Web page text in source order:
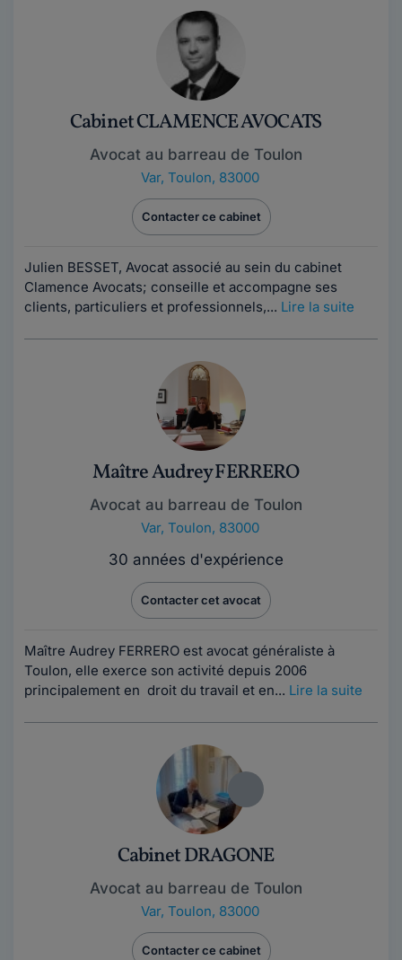
Cabinet CLAMENCE AVOCATS
Avocat au barreau de Toulon
Var, Toulon, 83000
Contacter ce cabinet
Julien BESSET, Avocat associé au sein du cabinet
Clamence Avocats; conseille et accompagne ses
clients, particuliers et professionnels,... Lire la suite
Maître Audrey FERRERO
Avocat au barreau de Toulon
Var, Toulon, 83000
30 années d'expérience
Contacter cet avocat
Maître Audrey FERRERO est avocat généraliste à
Toulon, elle exerce son activité depuis 2006
principalement en droit du travail et en... Lire la suite
Cabinet DRAGONE
Avocat au barreau de Toulon
Var, Toulon, 83000
Contacter ce cabinet